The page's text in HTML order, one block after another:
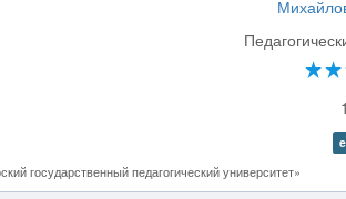
государственный педагогический университет»